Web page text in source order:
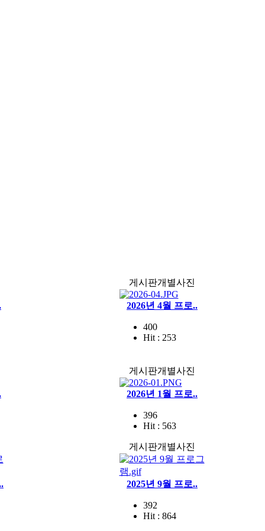
게시판개별사진
2026년 4월 프로..
400
Hit : 253
게시판개별사진
2026년 1월 프로..
396
Hit : 563
게시판개별사진
2025년 9월 프로..
392
Hit : 864